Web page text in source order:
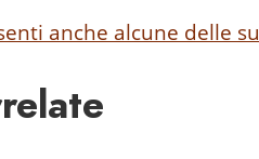
anche alcune delle